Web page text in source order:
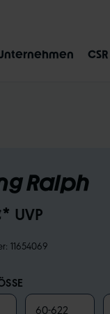
CSR
Ralph
UVP
11654069
60-622